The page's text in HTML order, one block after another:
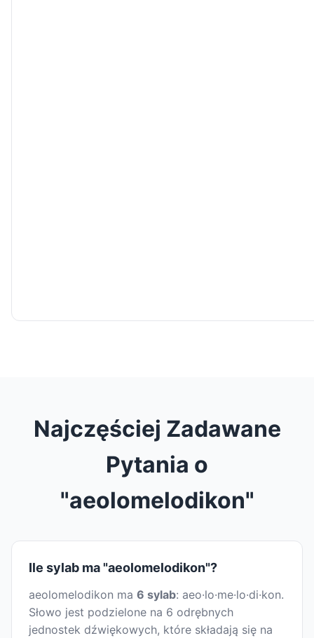
Najczęściej Zadawane
Pytania o
"aeolomelodikon"
Ile sylab ma "aeolomelodikon"?
aeolomelodikon ma 6 sylab: aeo·lo·me·lo·di·kon.
Słowo jest podzielone na 6 odrębnych
jednostek dźwiękowych, które składają się na